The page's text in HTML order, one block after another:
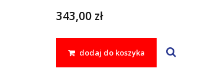
343,00 zł
dodaj do koszyka